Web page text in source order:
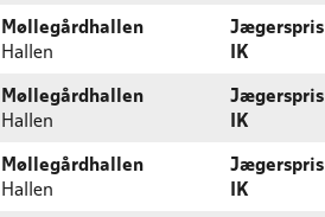
Møllegårdhallen
Hallen
Jægerspris
IK
Møllegårdhallen
Hallen
Jægerspris
IK
Møllegårdhallen
Hallen
Jægerspris
IK